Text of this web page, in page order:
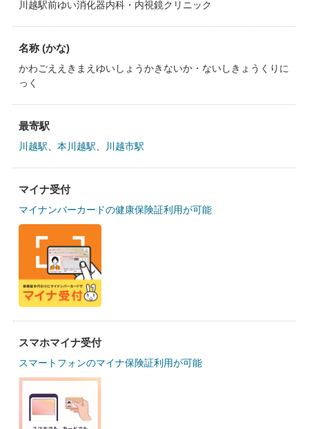
川越駅前ゆい消化器内科・内視鏡クリニック
名称 (かな)
かわごええきまえゆいしょうかきないか・ないしきょうくりに
っく
最寄駅
川越駅 本川越駅 川越市駅
マイナ受付
マイナンバーカードの健康保険証利用が可能
スマホマイナ受付
スマートフォンのマイナ保険証利用が可能